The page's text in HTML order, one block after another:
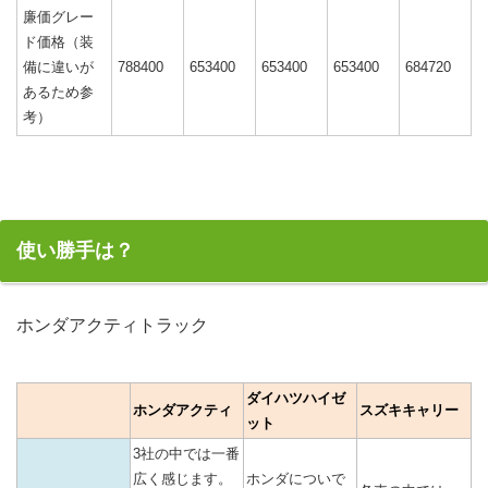
廉価グレー
ド価格（装
備に違いが
あるため参
考）
788400 653400 653400 653400 684720
使い勝手は？
ホンダアクティトラック
ホンダアクティ
ダイハツハイゼ
ット
スズキキャリー
3社の中では一番
広く感じます。
ホンダについで